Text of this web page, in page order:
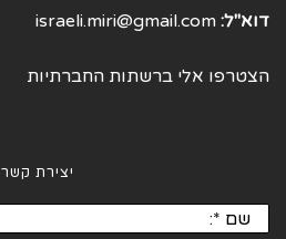
דוא"ל: israeli.miri@gmail.com
הצטרפו אלי ברשתות החברתיות
יצירת קשר